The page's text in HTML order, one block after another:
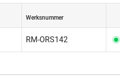
Werksnummer
RM-ORS142